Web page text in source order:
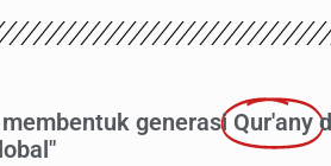
generasi Qur'any